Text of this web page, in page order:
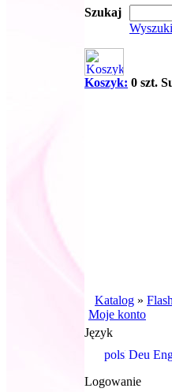
Szukaj
Koszyk: 0 szt.
Katalog »
Moje konto
Język
Logowanie